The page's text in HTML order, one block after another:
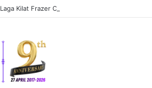
Laga Kilat Frazer Clarke Ratakan Lamah Griggs di